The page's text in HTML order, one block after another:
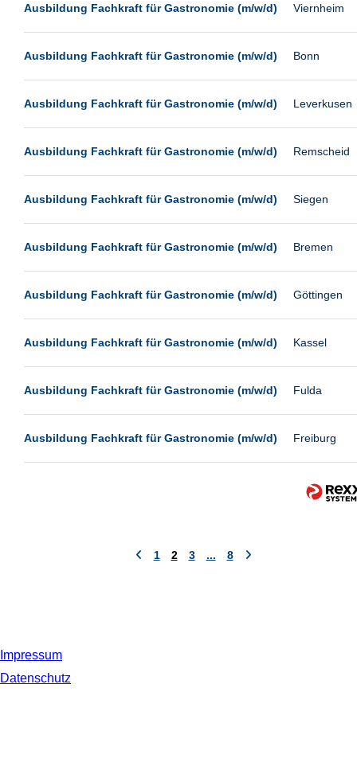
Pforzheim
Potsdam
Remscheid
Schwerin
Siegburg
Ulm
Ausbildung Fachkraft für Gastronomie (m/w/d) Viernheim
Ausbildung Fachkraft für Gastronomie (m/w/d) Bonn
Ausbildung Fachkraft für Gastronomie (m/w/d) Leverkusen
Ausbildung Fachkraft für Gastronomie (m/w/d) Remscheid
Ausbildung Fachkraft für Gastronomie (m/w/d) Siegen
Ausbildung Fachkraft für Gastronomie (m/w/d) Bremen
Ausbildung Fachkraft für Gastronomie (m/w/d) Göttingen
Ausbildung Fachkraft für Gastronomie (m/w/d) Kassel
Ausbildung Fachkraft für Gastronomie (m/w/d) Fulda
Ausbildung Fachkraft für Gastronomie (m/w/d) Freiburg
1 2 3 ... 8
Impressum
Datenschutz